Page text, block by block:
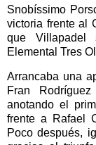
Snobíssimo
victoria frente al
que Villapadel
Elemental Tres
Arrancaba una
Fran
anotando el
frente a Rafael
Poco después,